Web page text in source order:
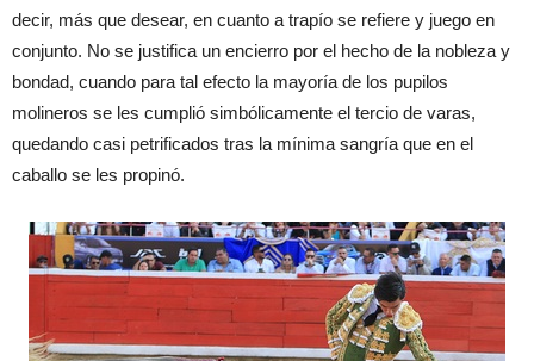
decir, más que desear, en cuanto a trapío se refiere y juego en
conjunto. No se justifica un encierro por el hecho de la nobleza y
bondad, cuando para tal efecto la mayoría de los pupilos
molineros se les cumplió simbólicamente el tercio de varas,
quedando casi petrificados tras la mínima sangría que en el
caballo se les propinó.